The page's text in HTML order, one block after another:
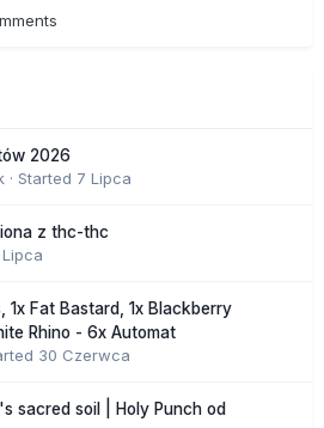
2026
· Started 7 Lipca
z thc-thc
1x Fat Bastard, 1x Blackberry
Rhino - 6x Automat
30 Czerwca
sacred soil | Holy Punch od